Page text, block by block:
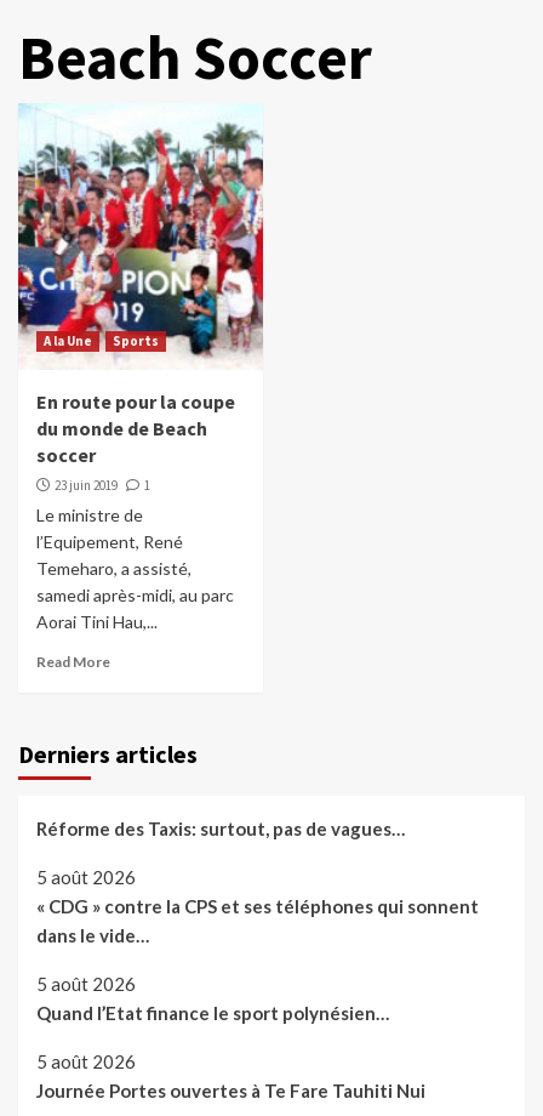
Beach Soccer
A la Une Sports
En route pour la coupe
du monde de Beach
soccer
23 juin 2019 1
Le ministre de
l’Equipement, René
Temeharo, a assisté,
samedi après-midi, au parc
Aorai Tini Hau,...
Read More
Derniers articles
Réforme des Taxis: surtout, pas de vagues…
5 août 2026
« CDG » contre la CPS et ses téléphones qui sonnent
dans le vide…
5 août 2026
Quand l’Etat finance le sport polynésien…
5 août 2026
Journée Portes ouvertes à Te Fare Tauhiti Nui